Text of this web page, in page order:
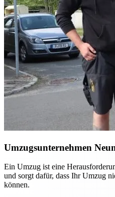
Umzugsunternehmen
Ein Umzug ist eine
und sorgt dafür, dass Ihr Umzug
können.